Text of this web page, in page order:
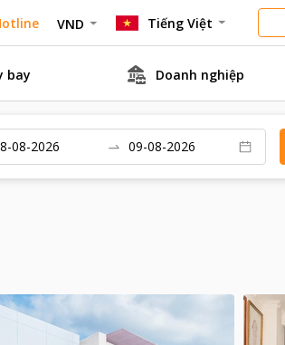
VND Tiếng Việt
bay Doanh nghiệp